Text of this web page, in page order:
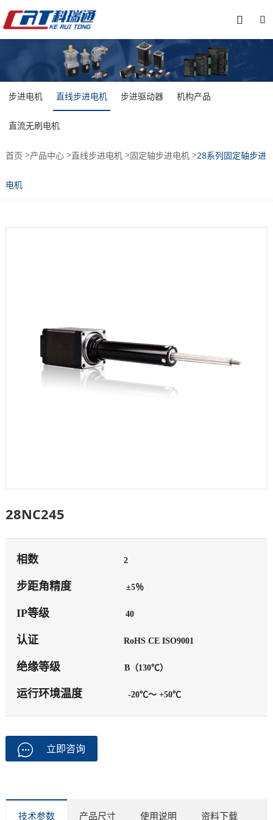


步进电机 直线步进电机 步进驱动器 机构产品
直流无刷电机
首页 >产品中心>直线步进电机>固定轴步进电机>28系列固定轴步进
电机
28NC245
相数 2
步距角精度 ±5％
IP等级 40
认证 RoHS CE ISO9001
绝缘等级 B（130℃）
运行环境温度 -20℃～ +50℃
立即咨询
技术参数 产品尺寸 使用说明 资料下载